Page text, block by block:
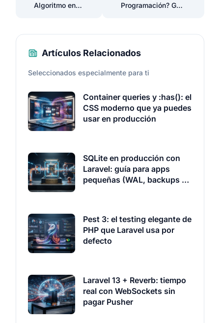
Algoritmo en
Programación? Guía
Artículos Relacionados
Seleccionados especialmente para ti
Container queries y :has(): el
CSS moderno que ya puedes
usar en producción
SQLite en producción con
Laravel: guía para apps
pequeñas (WAL, backups y
Pest 3: el testing elegante de
PHP que Laravel usa por
defecto
Laravel 13 + Reverb: tiempo
real con WebSockets sin
pagar Pusher